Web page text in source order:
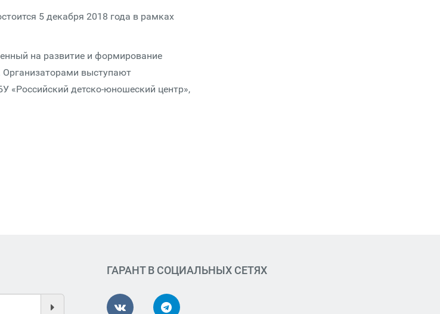
5 декабря 2018 года в рамках
на развитие и формирование
Организаторами выступают
«Российский детско-юношеский центр»,
ГАРАНТ В СОЦИАЛЬНЫХ СЕТЯХ